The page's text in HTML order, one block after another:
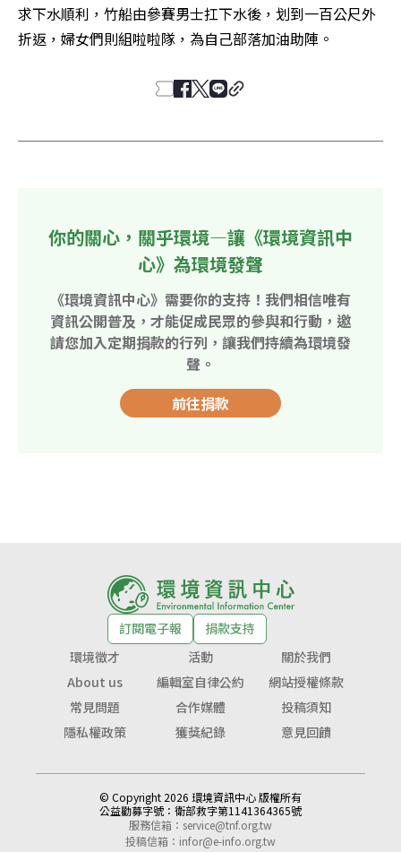
求下水順利，竹船由參賽男士扛下水後，划到一百公尺外
折返，婦女們則組啦啦隊，為自己部落加油助陣。
你的關心，關乎環境—讓《環境資訊中
心》為環境發聲
《環境資訊中心》需要你的支持！我們相信唯有
資訊公開普及，才能促成民眾的參與和行動，邀
請您加入定期捐款的行列，讓我們持續為環境發
聲。
前往捐款
訂閱電子報
捐款支持
環境徵才
活動
關於我們
About us
編輯室自律公約
網站授權條款
常見問題
合作媒體
投稿須知
隱私權政策
獲獎紀錄 意見回饋
© Copyright 2026 環境資訊中心 版權所有
公益勸募字號： 衛部救字第1141364365號
服務信箱： service@tnf.org.tw
投稿信箱： infor@e-info.org.tw